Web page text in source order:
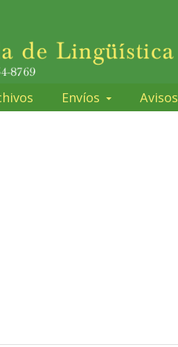
Envíos Avisos